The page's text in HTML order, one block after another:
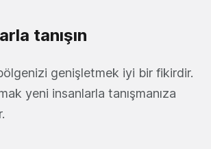
tanışın
genişletmek iyi bir fikirdir.
yeni insanlarla tanışmanıza